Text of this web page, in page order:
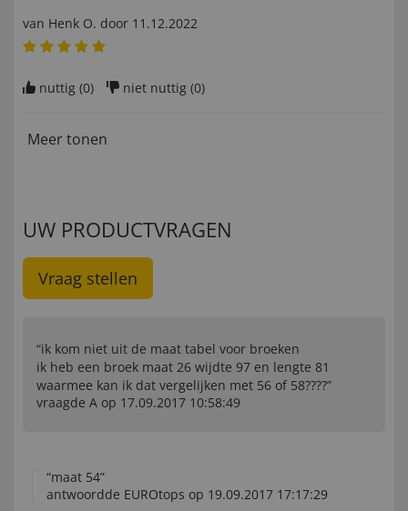
van Henk O. door 11.12.2022
nuttig (0) niet nuttig (0)
Meer tonen
UW PRODUCTVRAGEN
Vraag stellen
“ik kom niet uit de maat tabel voor broeken
ik heb een broek maat 26 wijdte 97 en lengte 81
waarmee kan ik dat vergelijken met 56 of 58????”
vraagde A op 17.09.2017 10:58:49
“maat 54”
antwoordde EUROtops op 19.09.2017 17:17:29